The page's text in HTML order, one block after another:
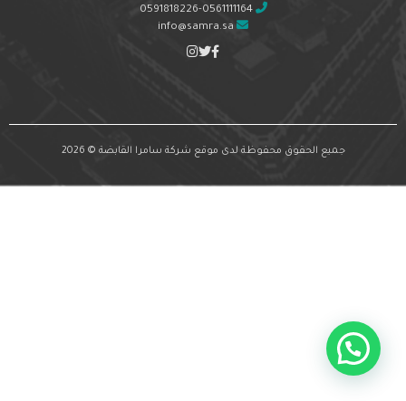
0591818226-0561111164
info@samra.sa
جميع الحقوق محفوظة لدى موقع شركة سامرا القابضة © 2026